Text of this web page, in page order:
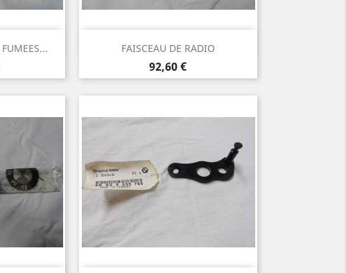
FAISCEAU DE RADIO
Prix
92,60 €
Aperçu rapide